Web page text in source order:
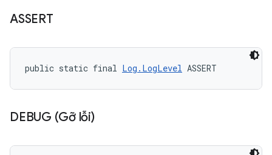
ASSERT
public static final Log.LogLevel ASSERT
DEBUG (Gỡ lỗi)